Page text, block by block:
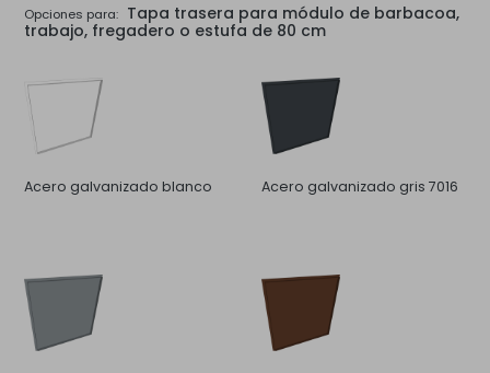
Opciones para: Tapa trasera para módulo de barbacoa,
trabajo, fregadero o estufa de 80 cm
Acero galvanizado blanco Acero galvanizado gris 7016